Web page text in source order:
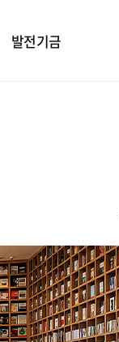
발전기금